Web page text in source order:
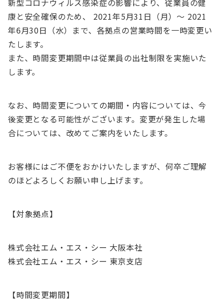
新型コロナウィルス感染症の影響により、従業員の健
康と安全確保のため、 2021年5月31日（月）〜 2021
年6月30日（水）まで、各拠点の営業時間を一時変更い
たします。
また、時間変更期間中は従業員の出社制限を実施いた
します。
なお、時間変更についての期間・内容については、今
後変更となる可能性がございます。変更が発生した場
合については、改めてご案内をいたします。
お客様にはご不便をおかけいたしますが、何卒ご理解
のほどよろしくお願い申し上げます。
【対象拠点】
株式会社エム・エス・シー 大阪本社
株式会社エム・エス・シー 東京支店
【時間変更期間】